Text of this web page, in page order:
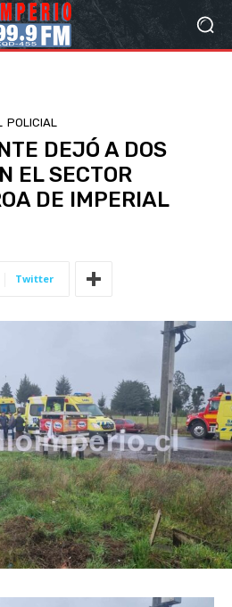
POLICIAL
DEJÓ A DOS
EL SECTOR
DE IMPERIAL
Twitter